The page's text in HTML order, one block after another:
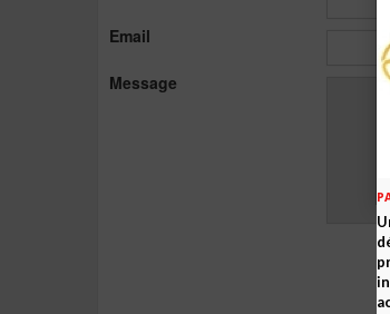
Email
Message